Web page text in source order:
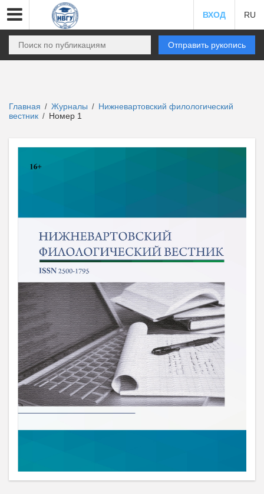
ВХОД RU
Отправить рукопись
Главная / Журналы / Нижневартовский филологический
вестник / Номер 1